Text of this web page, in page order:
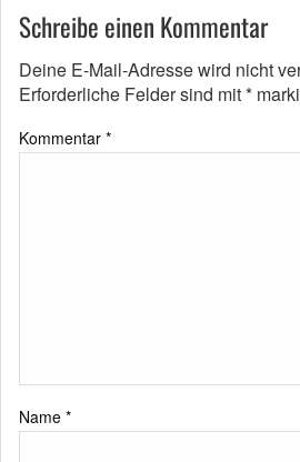
Schreibe einen Kommentar
Deine E-Mail-Adresse wird nicht
Erforderliche Felder sind mit*
Kommentar *
Name *